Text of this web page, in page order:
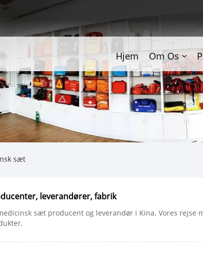
Hjem Om Os
sæt
leverandører, fabrik
sæt producent og leverandør i Kina. Vores rejse